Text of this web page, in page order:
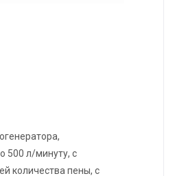
500 л/минуту, с
количества пены, с